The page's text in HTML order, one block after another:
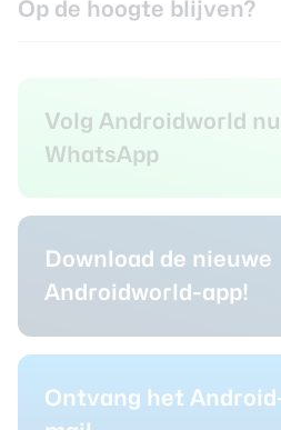
Op de hoogte blijven?
Volg Androidworld
WhatsApp
Download de nieuwe
Androidworld-app!
Ontvang het